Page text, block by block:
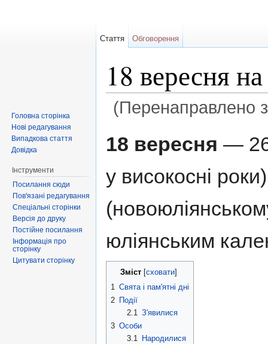
18 вересня
(Перенаправлено
18 вересня —
у високосні
юліянським
Зміст [сховати]
1 Свята і пам'ятні дні
2 Події
2.1
З'явилися
3 Особи
3.1
Народилися
Стаття Обговорення
Головна сторінка
Нові редагування
Випадкова стаття
Довідка
Інструменти
Посилання сюди
Пов'язані редагування
Спеціальні сторінки
Версія до друку
Постійне посилання
Інформація про
сторінку
Цитувати сторінку